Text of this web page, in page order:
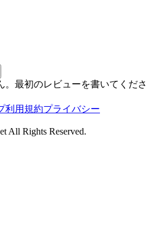
。最初のレビューを書いてくださ
利用規約プライバシー
All Rights Reserved.